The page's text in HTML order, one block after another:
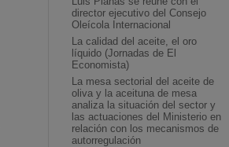
director ejecutivo del Consejo
Oleícola Internacional
La calidad del aceite, el oro
líquido (Jornadas de El
Economista)
La mesa sectorial del aceite de
oliva y la aceituna de mesa
analiza la situación del sector y
las actuaciones del Ministerio en
relación con los mecanismos de
autorregulación